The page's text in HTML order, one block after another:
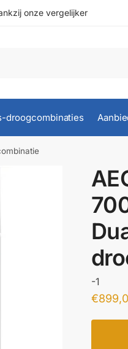
onze vergelijker
droogcombinaties
-1
€